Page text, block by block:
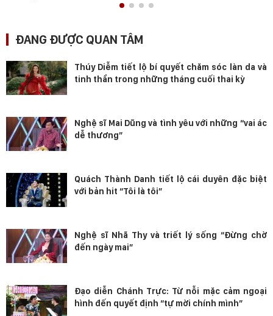
ĐANG ĐƯỢC QUAN TÂM
Thúy Diễm tiết lộ bí quyết chăm sóc làn da và
tinh thần trong những tháng cuối thai kỳ
Nghệ sĩ Mai Dũng và tình yêu với những “vai ác
dễ thương”
Quách Thành Danh tiết lộ cái duyên đặc biệt
với bản hit “Tôi là tôi”
Nghệ sĩ Nhã Thy và triết lý sống “Đừng chờ
đến ngày mai”
Đạo diễn Chánh Trực: Từ nỗi mặc cảm ngoại
hình đến quyết định “tự mời chính mình”